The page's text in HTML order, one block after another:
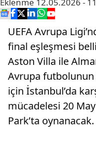
UEFA Avrupa
final eşleşmesi
Aston Villa ile
Avrupa
için İstanbul’da
mücadelesi 20
Park’ta oynanacak.